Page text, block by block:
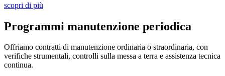
scopri di più
Programmi manutenzione periodica
Offriamo contratti di manutenzione ordinaria o straordinaria, con
verifiche strumentali, controlli sulla messa a terra e assistenza tecnica
continua.